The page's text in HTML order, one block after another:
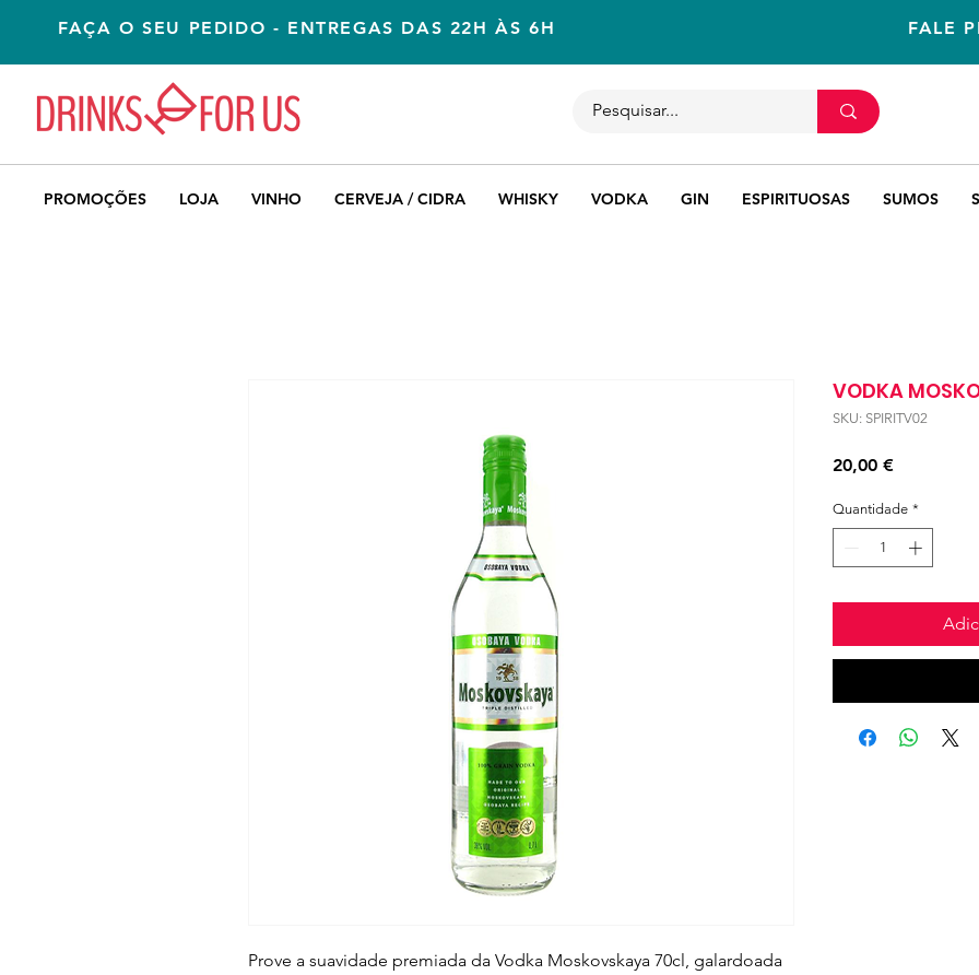
PROMOÇÕES LOJA VINHO CERVEJA / CIDRA WHISKY VODKA GIN ESPIRITUOSAS SUMOS
FAÇA O SEU PEDIDO - ENTREGAS DAS 22H ÀS 6H FALE
Prove a suavidade premiada da Vodka Moskovskaya 70cl, galardoada
VODKA
SKU: SPIRITV02
20,00 €Preço
Quantidade *